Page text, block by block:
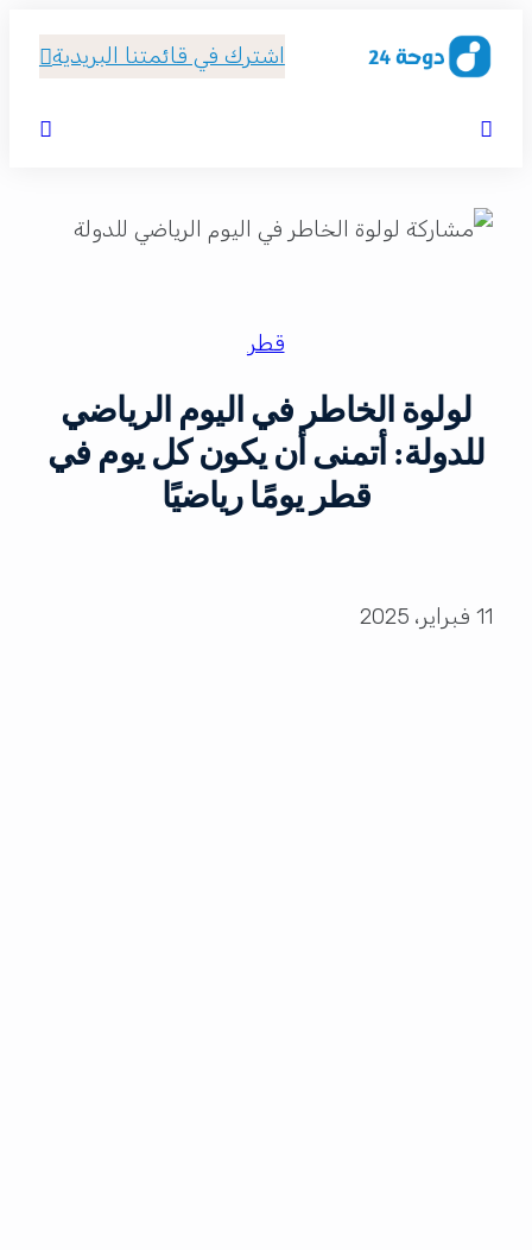
اشترك في قائمتنا البريدية
قطر
لولوة الخاطر في اليوم الرياضي
للدولة: أتمنى أن يكون كل يوم في
قطر يومًا رياضيًا